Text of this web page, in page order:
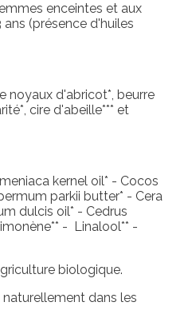
enceintes et aux
(présence d'huiles
noyaux d'abricot*, beurre
cire d'abeille*** et
kernel oil* - Cocos
parkii butter* - Cera
dulcis oil* - Cedrus
- Linalool** -
biologique.
dans les